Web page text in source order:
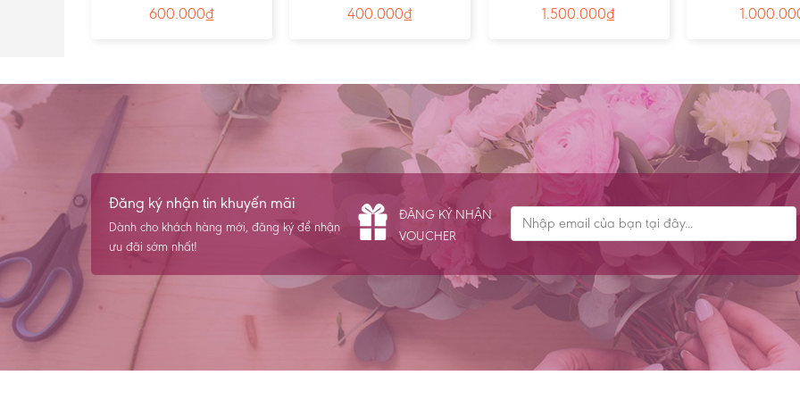
600.000₫ 400.000₫ 1.500.000₫
Đăng ký nhận tin khuyến mãi
Dành cho khách hàng mới, đăng ký để nhận
ưu đãi sớm nhất!
ĐĂNG KÝ NHẬN
VOUCHER